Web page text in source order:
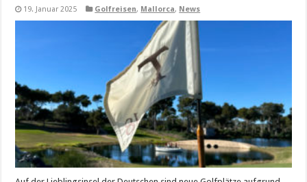
19. Januar 2025 Golfreisen, Mallorca, News